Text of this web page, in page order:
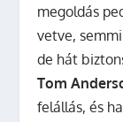
megoldás
vetve,
de hát
Tom
felállás, és